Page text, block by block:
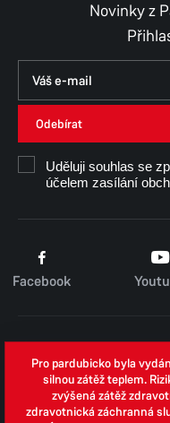
Novinky z
Odebírat
Uděluji souhlas se
účelem zasílání
Facebook
Zpracování osobních
Whistleblowing
Pro pardubicko byla
silnou zátěž teplem.
zvýšená zátěž
zdravotnická záchranná